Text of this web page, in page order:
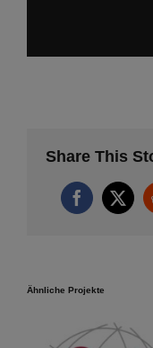
Share This
Facebook
X
Ähnliche Projekte